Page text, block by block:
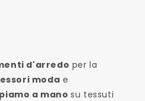
d'arredo per la
moda e
a manosu tessuti